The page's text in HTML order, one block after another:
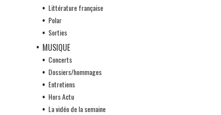
Littérature française
Polar
Sorties
MUSIQUE
Concerts
Dossiers/hommages
Entretiens
Hors Actu
La vidéo de la semaine